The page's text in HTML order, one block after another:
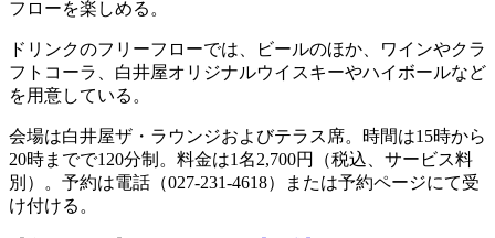
フローを楽しめる。
ドリンクのフリーフローでは、ビールのほか、ワインやクラ
フトコーラ、白井屋オリジナルウイスキーやハイボールなど
を用意している。
会場は白井屋ザ・ラウンジおよびテラス席。時間は15時から
20時までで120分制。料金は1名2,700円（税込、サービス料
別）。予約は電話（027-231-4618）または予約ページにて受
け付ける。